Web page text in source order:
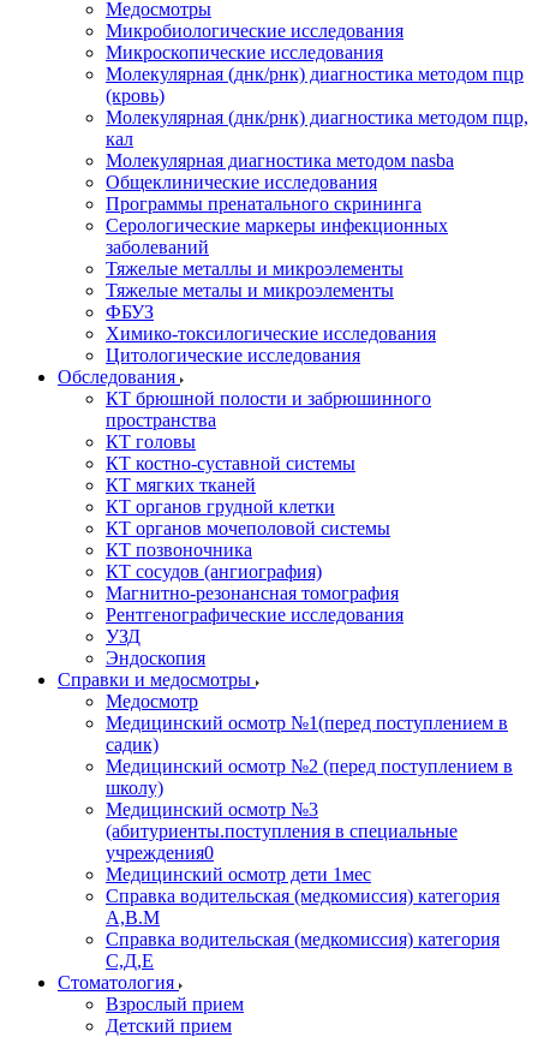
Медосмотры
Микробиологические исследования
Микроскопические исследования
Молекулярная (днк/рнк) диагностика методом пцр
(кровь)
Молекулярная (днк/рнк) диагностика методом пцр,
кал
Молекулярная диагностика методом nasba
Общеклинические исследования
Программы пренатального скрининга
Серологические маркеры инфекционных
заболеваний
Тяжелые металлы и микроэлементы
Тяжелые металы и микроэлементы
ФБУЗ
Химико-токсилогические исследования
Цитологические исследования
Обследования
КТ брюшной полости и забрюшинного
пространства
КТ головы
КТ костно-суставной системы
КТ мягких тканей
КТ органов грудной клетки
КТ органов мочеполовой системы
КТ позвоночника
КТ сосудов (ангиография)
Магнитно-резонансная томография
Рентгенографические исследования
УЗД
Эндоскопия
Справки и медосмотры
Медосмотр
Медицинский осмотр №1(перед поступлением в
садик)
Медицинский осмотр №2 (перед поступлением в
школу)
Медицинский осмотр №3
(абитуриенты.поступления в специальные
учреждения0
Медицинский осмотр дети 1мес
Справка водительская (медкомиссия) категория
А,В.М
Справка водительская (медкомиссия) категория
С,Д,Е
Стоматология
Взрослый прием
Детский прием